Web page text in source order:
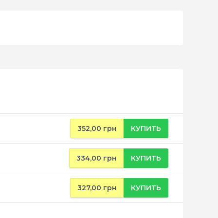
352,00 грн КУПИТЬ
334,00 грн КУПИТЬ
327,00 грн КУПИТЬ